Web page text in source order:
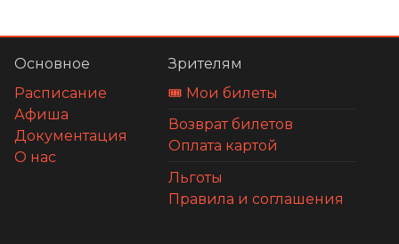
Основное
Расписание
Афиша
Документация
О нас
Зрителям
🎟️ Мои билеты
Возврат билетов
Оплата картой
Льготы
Правила и соглашения